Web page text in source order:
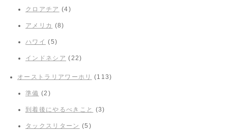
クロアチア (4)
アメリカ (8)
ハワイ (5)
インドネシア (22)
オーストラリアワーホリ (113)
準備 (2)
到着後にやるべきこと (3)
タックスリターン (5)